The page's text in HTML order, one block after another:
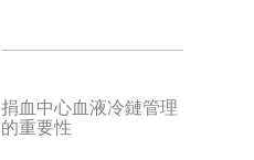
捐血中心血液冷鏈管理
的重要性